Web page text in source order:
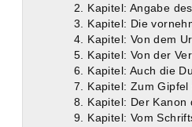
4. Kapitel: Von dem
8. Kapitel: Der Kanon
9. Kapitel: Vom